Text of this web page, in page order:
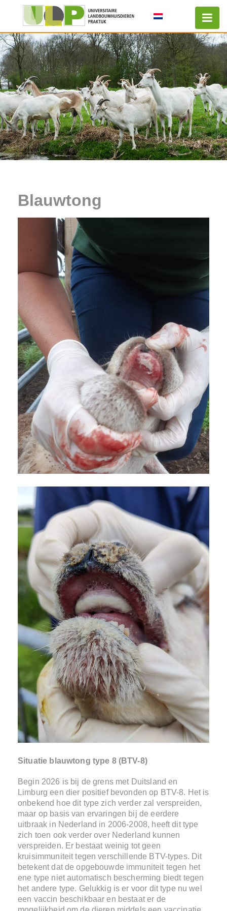
Blauwtong
Situatie blauwtong type 8 (BTV-8)
Begin 2026 is bij de grens met Duitsland en
Limburg een dier positief bevonden op BTV-8. Het is
onbekend hoe dit type zich verder zal verspreiden,
maar op basis van ervaringen bij de eerdere
uitbraak in Nederland in 2006-2008, heeft dit type
zich toen ook verder over Nederland kunnen
verspreiden. Er bestaat weinig tot geen
kruisimmuniteit tegen verschillende BTV-types. Dit
betekent dat de opgebouwde immuniteit tegen het
ene type niet automatisch bescherming biedt tegen
het andere type. Gelukkig is er voor dit type nu wel
een vaccin beschikbaar en bestaat er de